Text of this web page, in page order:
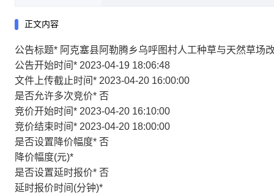
正文内容
公告标题* 阿克塞县阿勒腾乡乌呼图村人工种草与天然草场
公告开始时间* 2023-04-19 18:06:48
文件上传截止时间* 2023-04-20 16:00:00
是否允许多次竞价* 否
竞价开始时间* 2023-04-20 16:10:00
竞价结束时间* 2023-04-20 18:00:00
是否设置降价幅度* 否
降价幅度(元)*
是否设置延时报价* 否
延时报价时间(分钟)*